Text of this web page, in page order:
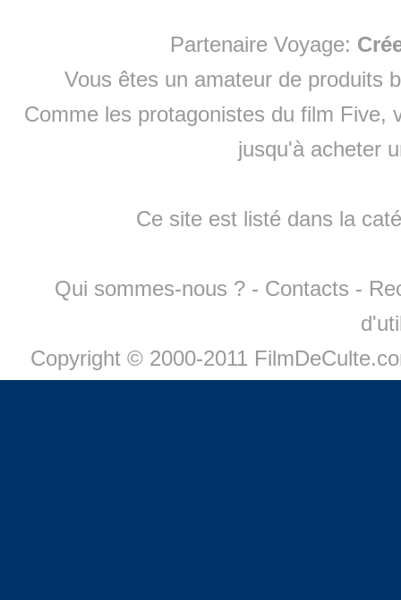
Partenaire Voyage:
Vous êtes un amateur de produits
Comme les protagonistes du film Five,
jusqu'à acheter
Ce site est listé dans la
Qui sommes-nous ? - Contacts -
Copyright © 2000-2011